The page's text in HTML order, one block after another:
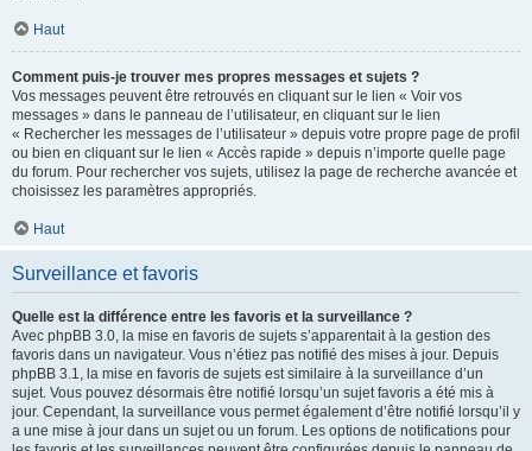
Haut
Comment puis-je trouver mes propres messages et sujets ?
Vos messages peuvent être retrouvés en cliquant sur le lien « Voir vos
messages » dans le panneau de l’utilisateur, en cliquant sur le lien
« Rechercher les messages de l’utilisateur » depuis votre propre page de profil
ou bien en cliquant sur le lien « Accès rapide » depuis n’importe quelle page
du forum. Pour rechercher vos sujets, utilisez la page de recherche avancée et
choisissez les paramètres appropriés.
Haut
Surveillance et favoris
Quelle est la différence entre les favoris et la surveillance ?
Avec phpBB 3.0, la mise en favoris de sujets s’apparentait à la gestion des
favoris dans un navigateur. Vous n’étiez pas notifié des mises à jour. Depuis
phpBB 3.1, la mise en favoris de sujets est similaire à la surveillance d’un
sujet. Vous pouvez désormais être notifié lorsqu’un sujet favoris a été mis à
jour. Cependant, la surveillance vous permet également d’être notifié lorsqu’il y
a une mise à jour dans un sujet ou un forum. Les options de notifications pour